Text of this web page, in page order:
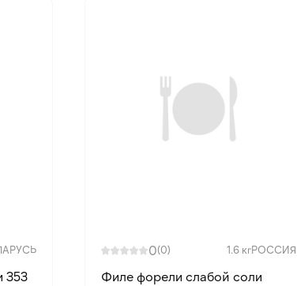
353
0(0) 1.6 кгРОССИЯ
Филе форели слабой соли